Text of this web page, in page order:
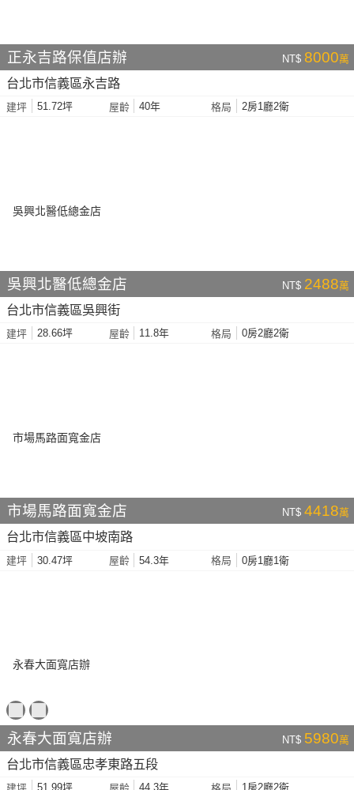
正永吉路保值店辦 NT$ 8000萬
台北市信義區永吉路
建坪 51.72坪 屋齡 40年 格局 2房1廳2衛
吳興北醫低總金店 NT$ 2488萬
台北市信義區吳興街
建坪 28.66坪 屋齡 11.8年 格局 0房2廳2衛
市場馬路面寬金店 NT$ 4418萬
台北市信義區中坡南路
建坪 30.47坪 屋齡 54.3年 格局 0房1廳1衛
永春大面寬店辦 NT$ 5980萬
台北市信義區忠孝東路五段
51.99坪 44.3年 1房2廳2衛